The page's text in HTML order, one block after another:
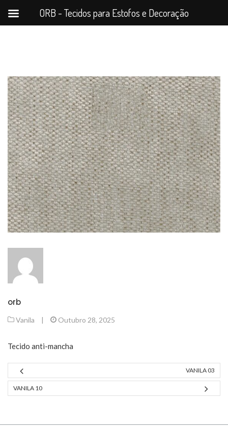
orb
Vanila | Outubro 28, 2025
Tecido anti-mancha
VANILA 03
VANILA 10
ORB - Tecidos para Estofos e Decoração